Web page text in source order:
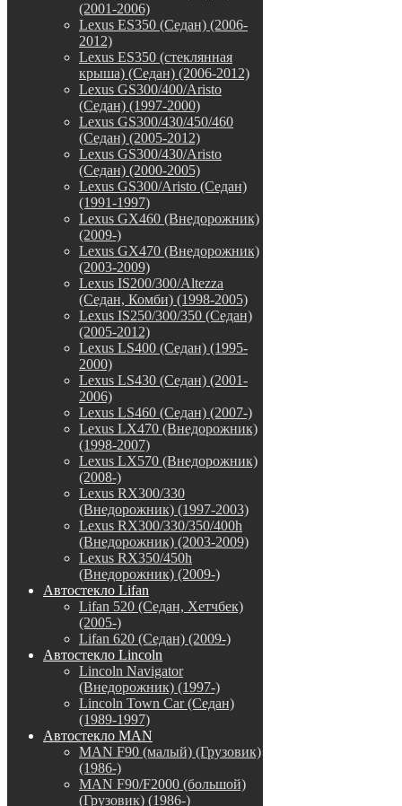
(2001-2006)
Lexus ES350 (Седан) (2006-
2012)
Lexus ES350 (стеклянная
крыша) (Седан) (2006-2012)
Lexus GS300/400/Aristo
(Седан) (1997-2000)
Lexus GS300/430/450/460
(Седан) (2005-2012)
Lexus GS300/430/Aristo
(Седан) (2000-2005)
Lexus GS300/Aristo (Седан)
(1991-1997)
Lexus GX460 (Внедорожник)
(2009-)
Lexus GX470 (Внедорожник)
(2003-2009)
Lexus IS200/300/Altezza
(Седан, Комби) (1998-2005)
Lexus IS250/300/350 (Седан)
(2005-2012)
Lexus LS400 (Седан) (1995-
2000)
Lexus LS430 (Седан) (2001-
2006)
Lexus LS460 (Седан) (2007-)
Lexus LX470 (Внедорожник)
(1998-2007)
Lexus LX570 (Внедорожник)
(2008-)
Lexus RX300/330
(Внедорожник) (1997-2003)
Lexus RX300/330/350/400h
(Внедорожник) (2003-2009)
Lexus RX350/450h
(Внедорожник) (2009-)
Автостекло Lifan
Lifan 520 (Седан, Хетчбек)
(2005-)
Lifan 620 (Седан) (2009-)
Автостекло Lincoln
Lincoln Navigator
(Внедорожник) (1997-)
Lincoln Town Car (Седан)
(1989-1997)
Автостекло MAN
MAN F90 (малый) (Грузовик)
(1986-)
MAN F90/F2000 (большой)
(Грузовик) (1986-)